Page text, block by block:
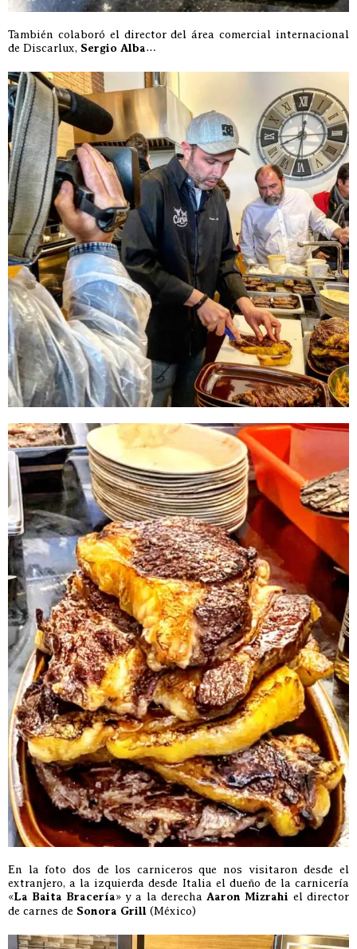
También colaboró el director del área comercial internacional
de Discarlux, Sergio Alba…
En la foto dos de los carniceros que nos visitaron desde el
extranjero, a la izquierda desde Italia el dueño de la carnicería
«La Baita Bracería» y a la derecha Aaron Mizrahi el director
de carnes de Sonora Grill (México)